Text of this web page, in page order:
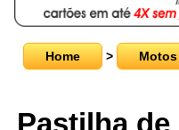
Home > Motos
Pastilha